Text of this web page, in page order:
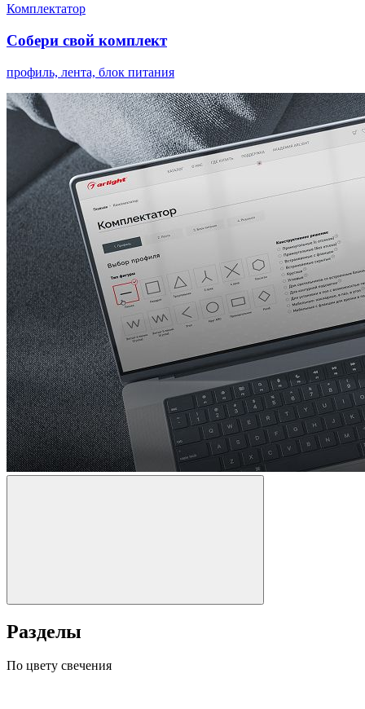
Комплектатор
Собери свой комплект
профиль, лента, блок питания
Разделы
По цвету свечения